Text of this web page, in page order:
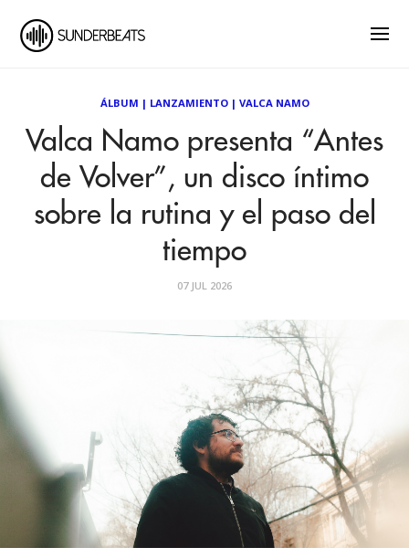
ÁLBUM | LANZAMIENTO| VALCA NAMO
Valca Namo presenta “Antes
de Volver”, un disco íntimo
sobre la rutina y el paso del
tiempo
07 JUL 2026